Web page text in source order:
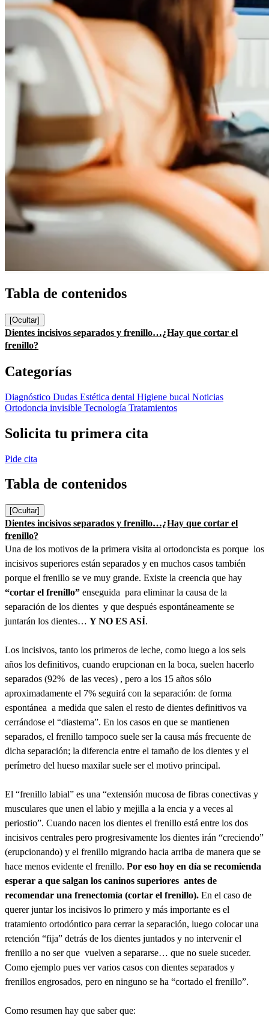
Tabla de contenidos
[Ocultar]
Dientes incisivos separados y frenillo…¿Hay que cortar el
frenillo?
Categorías
Diagnóstico Dudas Estética dental Higiene bucal Noticias
Ortodoncia invisible Tecnología Tratamientos
Solicita tu primera cita
Pide cita
Tabla de contenidos
[Ocultar]
Dientes incisivos separados y frenillo…¿Hay que cortar el
frenillo?
Una de los motivos de la primera visita al ortodoncista es porque los
incisivos superiores están separados y en muchos casos también
porque el frenillo se ve muy grande. Existe la creencia que hay
“cortar el frenillo” enseguida para eliminar la causa de la
separación de los dientes y que después espontáneamente se
juntarán los dientes… Y NO ES ASÍ.
Los incisivos, tanto los primeros de leche, como luego a los seis
años los definitivos, cuando erupcionan en la boca, suelen hacerlo
separados (92% de las veces) , pero a los 15 años sólo
aproximadamente el 7% seguirá con la separación: de forma
espontánea a medida que salen el resto de dientes definitivos va
cerrándose el “diastema”. En los casos en que se mantienen
separados, el frenillo tampoco suele ser la causa más frecuente de
dicha separación; la diferencia entre el tamaño de los dientes y el
perímetro del hueso maxilar suele ser el motivo principal.
El “frenillo labial” es una “extensión mucosa de fibras conectivas y
musculares que unen el labio y mejilla a la encia y a veces al
periostio”. Cuando nacen los dientes el frenillo está entre los dos
incisivos centrales pero progresivamente los dientes irán “creciendo”
(erupcionando) y el frenillo migrando hacia arriba de manera que se
hace menos evidente el frenillo. Por eso hoy en día se recomienda
esperar a que salgan los caninos superiores antes de
recomendar una frenectomía (cortar el frenillo). En el caso de
querer juntar los incisivos lo primero y más importante es el
tratamiento ortodóntico para cerrar la separación, luego colocar una
retención “fija” detrás de los dientes juntados y no intervenir el
frenillo a no ser que vuelven a separarse… que no suele suceder.
Como ejemplo pues ver varios casos con dientes separados y
frenillos engrosados, pero en ninguno se ha “cortado el frenillo”.
Como resumen hay que saber que: